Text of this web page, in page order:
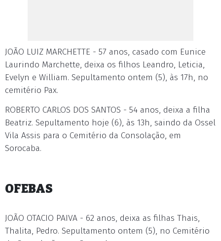
JOÃO LUIZ MARCHETTE - 57 anos, casado com Eunice
Laurindo Marchette, deixa os filhos Leandro, Leticia,
Evelyn e William. Sepultamento ontem (5), às 17h, no
cemitério Pax.
ROBERTO CARLOS DOS SANTOS - 54 anos, deixa a filha
Beatriz. Sepultamento hoje (6), às 13h, saindo da Ossel
Vila Assis para o Cemitério da Consolação, em
Sorocaba.
OFEBAS
JOÃO OTACIO PAIVA - 62 anos, deixa as filhas Thais,
Thalita, Pedro. Sepultamento ontem (5), no Cemitério